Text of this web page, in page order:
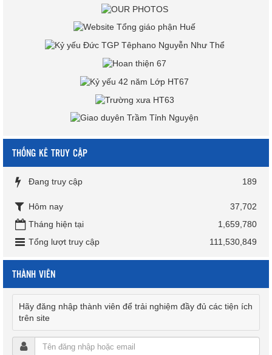
THỐNG KÊ TRUY CẬP
Đang truy cập 189
Hôm nay
37,702
Tháng hiện tại
1,659,780
Tổng lượt truy cập
111,530,849
THÀNH VIÊN
Hãy đăng nhập thành viên để trải nghiệm đầy đủ các tiện ích
trên site